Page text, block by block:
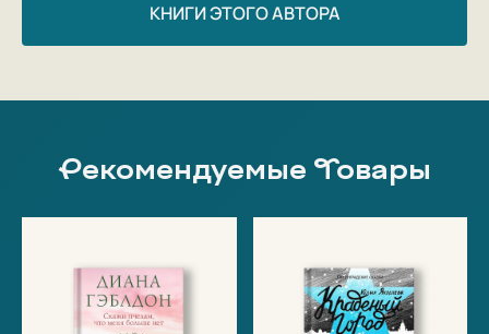
КНИГИ ЭТОГО АВТОРА
Рекомендуемые Товары